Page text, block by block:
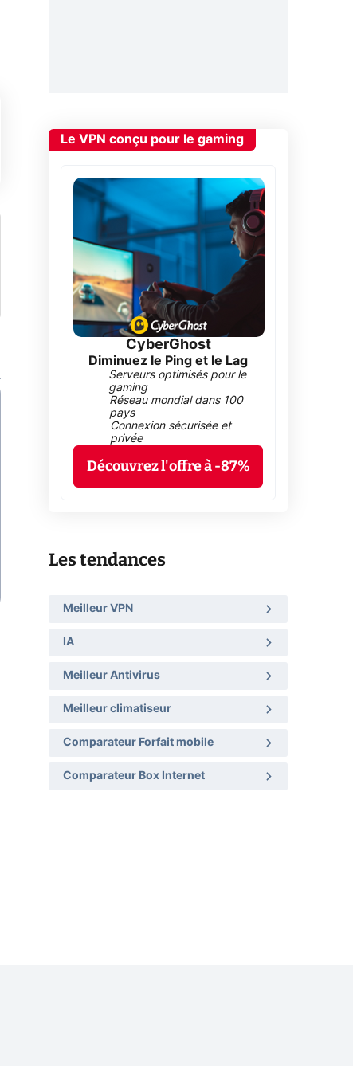
Le VPN conçu pour le gaming
CyberGhost
Diminuez le Ping et le Lag
Serveurs optimisés pour le
gaming
Réseau mondial dans 100
pays
Connexion sécurisée et
privée
Découvrez l'offre à -87%
Les tendances
Meilleur VPN
IA
Meilleur Antivirus
Meilleur climatiseur
Comparateur Forfait mobile
Comparateur Box Internet